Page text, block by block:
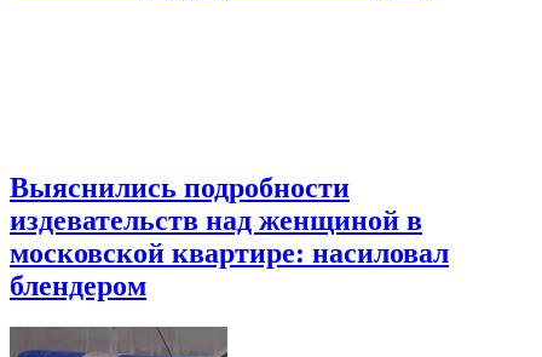
Выяснились подробности
издевательств над женщиной в
московской квартире: насиловал
блендером